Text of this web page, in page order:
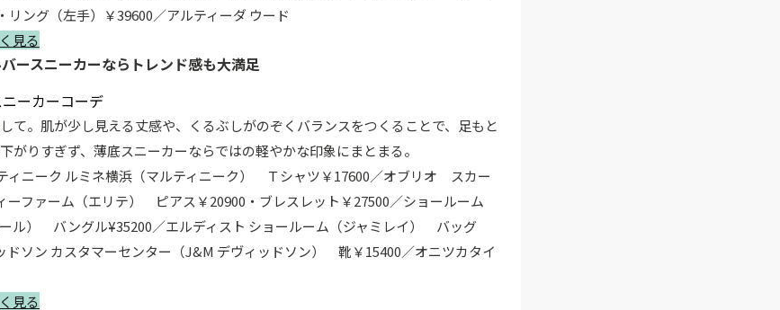
リング（左手）￥39600／アルティーダ ウード
見る
ースニーカーならトレンド感も大満足
て。肌が少し見える丈感や、くるぶしがのぞくバランスをつくることで、足もと
がりすぎず、薄底スニーカーならではの軽やかな印象にまとまる。
ィニーク ルミネ横浜（マルティニーク） Ｔシャツ￥17600／オブリオ スカー
ーファーム（エリテ） ピアス￥20900・ブレスレット￥27500／ショールーム
ル） バングル¥35200／エルディスト ショールーム（ジャミレイ） バッグ
ドソン カスタマーセンター（J&M デヴィッドソン） 靴￥15400／オニツカタイ
見る